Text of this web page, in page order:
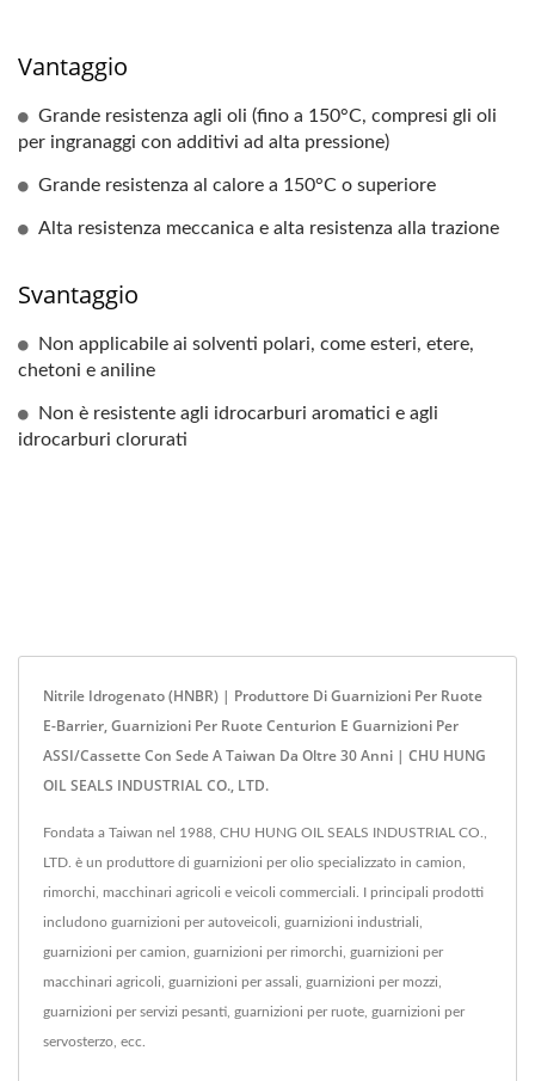
Vantaggio
Grande resistenza agli oli (fino a 150°C, compresi gli oli
per ingranaggi con additivi ad alta pressione)
Grande resistenza al calore a 150°C o superiore
Alta resistenza meccanica e alta resistenza alla trazione
Svantaggio
Non applicabile ai solventi polari, come esteri, etere,
chetoni e aniline
Non è resistente agli idrocarburi aromatici e agli
idrocarburi clorurati
Nitrile Idrogenato (HNBR) | Produttore Di Guarnizioni Per Ruote
E-Barrier, Guarnizioni Per Ruote Centurion E Guarnizioni Per
ASSI/Cassette Con Sede A Taiwan Da Oltre 30 Anni | CHU HUNG
OIL SEALS INDUSTRIAL CO., LTD.
Fondata a Taiwan nel 1988, CHU HUNG OIL SEALS INDUSTRIAL CO.,
LTD. è un produttore di guarnizioni per olio specializzato in camion,
rimorchi, macchinari agricoli e veicoli commerciali. I principali prodotti
includono guarnizioni per autoveicoli, guarnizioni industriali,
guarnizioni per camion, guarnizioni per rimorchi, guarnizioni per
macchinari agricoli, guarnizioni per assali, guarnizioni per mozzi,
guarnizioni per servizi pesanti, guarnizioni per ruote, guarnizioni per
servosterzo, ecc.